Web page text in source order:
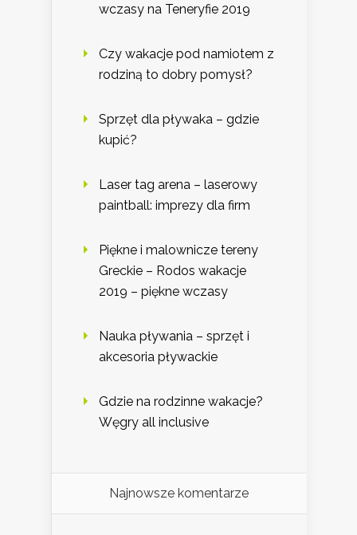
wczasy na Teneryfie 2019
Czy wakacje pod namiotem z
rodziną to dobry pomysł?
Sprzęt dla pływaka – gdzie
kupić?
Laser tag arena – laserowy
paintball: imprezy dla firm
Piękne i malownicze tereny
Greckie – Rodos wakacje
2019 – piękne wczasy
Nauka pływania – sprzęt i
akcesoria pływackie
Gdzie na rodzinne wakacje?
Węgry all inclusive
Najnowsze komentarze